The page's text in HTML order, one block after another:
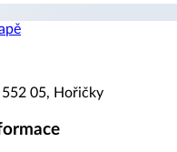
05, Hořičky